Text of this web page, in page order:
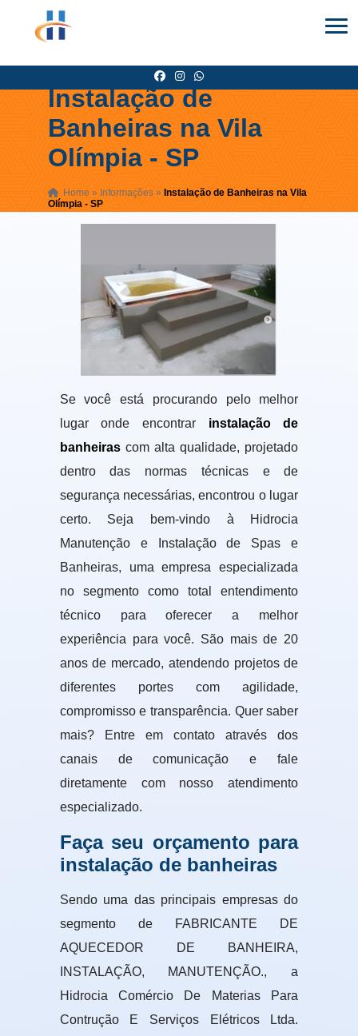
Instalação de
Banheiras na Vila
Olímpia - SP
Home » Informações » Instalação de Banheiras na Vila
Olímpia - SP
Se você está procurando pelo melhor
lugar onde encontrar instalação de
banheirascom alta qualidade, projetado
dentro das normas técnicas e de
segurança necessárias, encontrou o lugar
certo. Seja bem-vindo à Hidrocia
Manutenção e Instalação de Spas e
Banheiras, uma empresa especializada
no segmento como total entendimento
técnico para oferecer a melhor
experiência para você. São mais de 20
anos de mercado, atendendo projetos de
diferentes portes com agilidade,
compromisso e transparência. Quer saber
mais? Entre em contato através dos
canais de comunicação e fale
diretamente com nosso atendimento
especializado.
Faça seu orçamento para
instalação de banheiras
Sendo uma das principais empresas do
segmento de FABRICANTE DE
AQUECEDOR DE BANHEIRA,
INSTALAÇÃO, MANUTENÇÃO., a
Hidrocia Comércio De Materias Para
Contrução E Serviços Elétricos Ltda.